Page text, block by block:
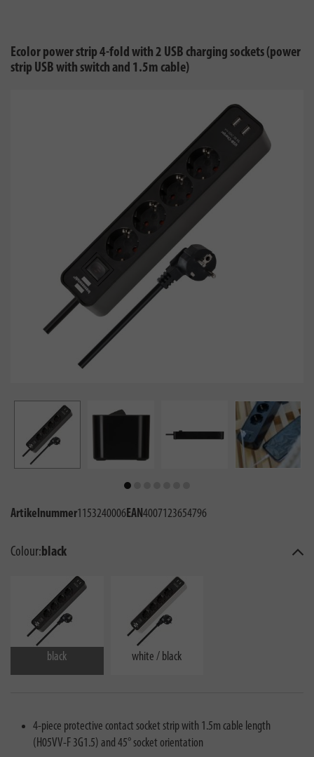
Ecolor power strip 4-fold with 2 USB charging sockets (power
strip USB with switch and 1.5m cable)
Artikelnummer1153240006EAN4007123654796
Colour:black
black white / black
4-piece protective contact socket strip with 1.5m cable length
(H05VV-F 3G1.5) and 45° socket orientation